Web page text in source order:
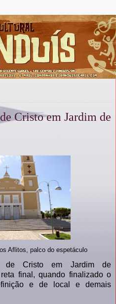
Cristo em Jardim de
Aflitos, palco do espetáculo
de Cristo em Jardim de
final, quando finalizado o
e de local e demais